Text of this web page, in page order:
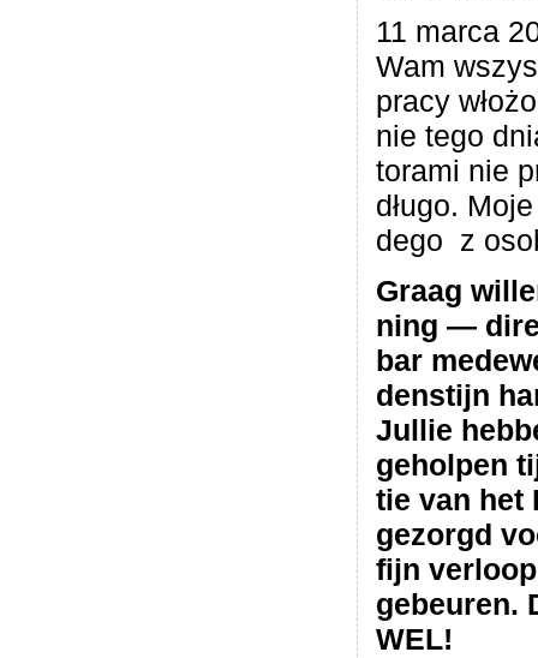
11 marca
Wam
pracy
nie tego
to­rami nie
długo.
dego z
Graag
ning —
bar
den­stijn
Jul­lie
gehol­pen
tie van het
gezorgd
fijn
gebeu­ren.
WEL!